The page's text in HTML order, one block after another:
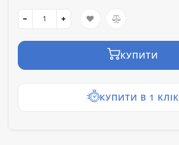
КУПИТИ
КУПИТИ В 1 КЛІК